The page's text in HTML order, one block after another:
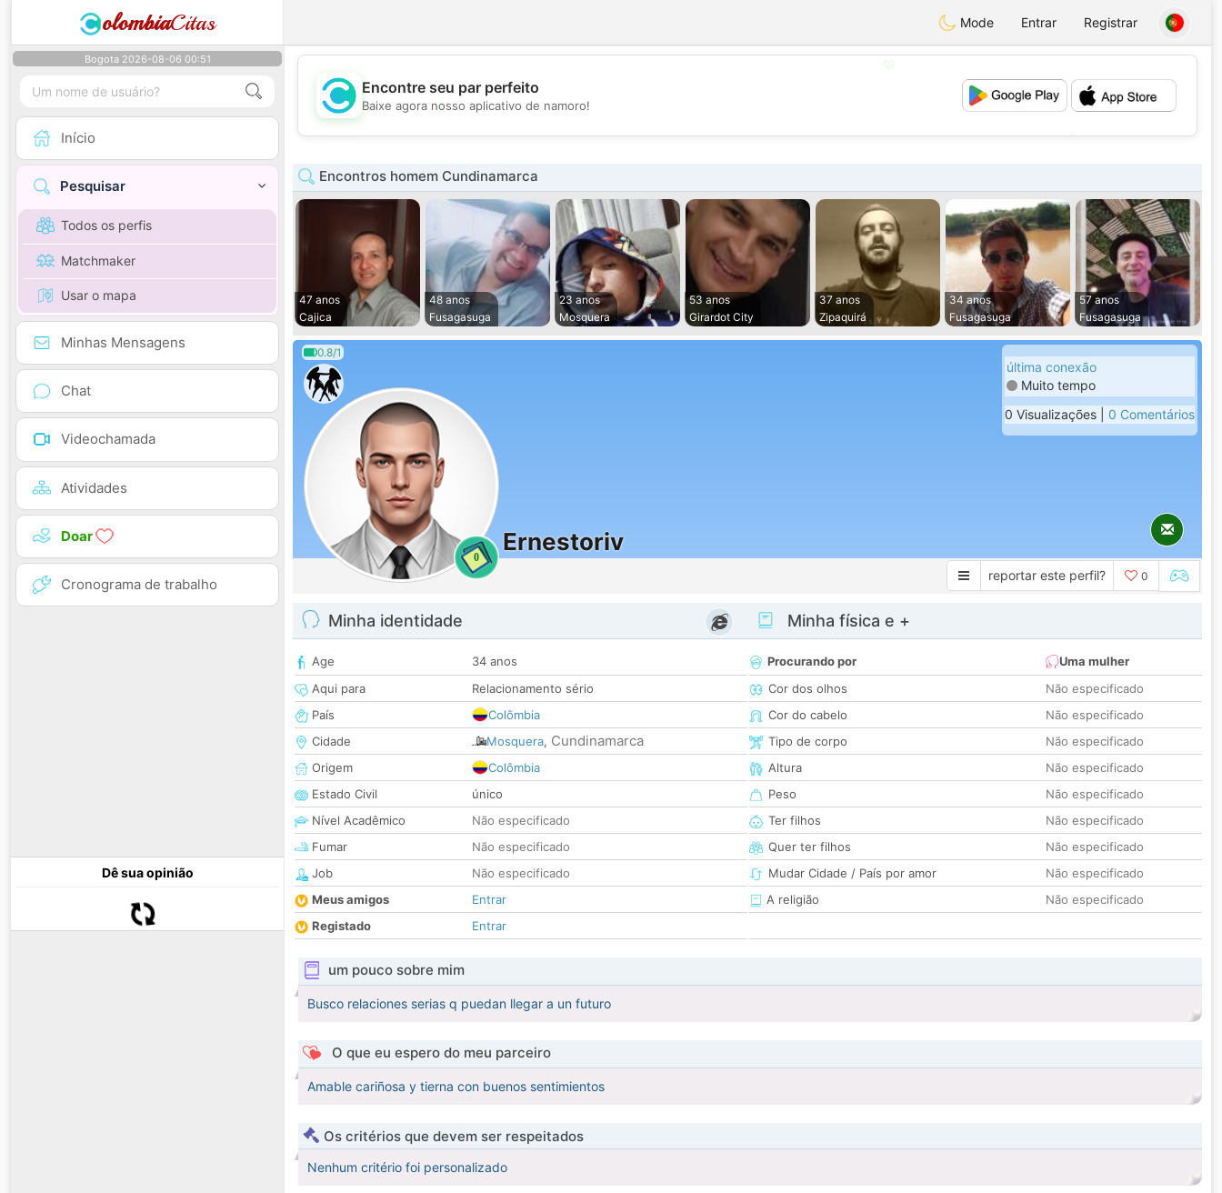
olombiaCitas Mode Entrar Registrar
Bogota 2026-08-06 00:51
Início
Pesquisar
Todos os perfis
Matchmaker
Usar o mapa
Minhas Mensagens
Chat
Videochamada
Atividades
Doar
Cronograma de trabalho
Dê sua opinião
💕
Encontre seu par perfeito
Baixe agora nosso aplicativo de namoro!
Encontros homem Cundinamarca
47 anos
Cajica
48 anos
Fusagasuga
23 anos
Mosquera
53 anos
Girardot City
37 anos
Zipaquirá
34 anos
Fusagasuga
57 anos
Fusagasuga
0.8/1
0
Ernestoriv
última conexão
Muito tempo
0 Visualizações | 0 Comentários
reportar este perfil? 0
Minha identidade
Age
34 anos
Aqui para
Relacionamento sério
País
Colômbia
Cidade
Mosquera, Cundinamarca
Origem
Colômbia
Estado Civil
único
Nível Acadêmico
Não especificado
Fumar
Não especificado
Job
Não especificado
Meus amigos
Entrar
Registado
Entrar
Minha física e +
Procurando por
Uma mulher
Cor dos olhos
Não especificado
Cor do cabelo
Não especificado
Tipo de corpo
Não especificado
Altura
Não especificado
Peso
Não especificado
Ter filhos
Não especificado
Quer ter filhos
Não especificado
Mudar Cidade / País por amor
Não especificado
A religião
Não especificado
um pouco sobre mim
Busco relaciones serias q puedan llegar a un futuro
O que eu espero do meu parceiro
Amable cariñosa y tierna con buenos sentimientos
Os critérios que devem ser respeitados
Nenhum critério foi personalizado